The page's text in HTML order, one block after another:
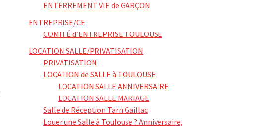
ENTERREMENT VIE de GARÇON
ENTREPRISE/CE
COMITÉ d’ENTREPRISE TOULOUSE
LOCATION SALLE/PRIVATISATION
PRIVATISATION
LOCATION de SALLE à TOULOUSE
LOCATION SALLE ANNIVERSAIRE
LOCATION SALLE MARIAGE
Salle de Réception Tarn Gaillac
Louer une Salle à Toulouse ? Anniversaire,